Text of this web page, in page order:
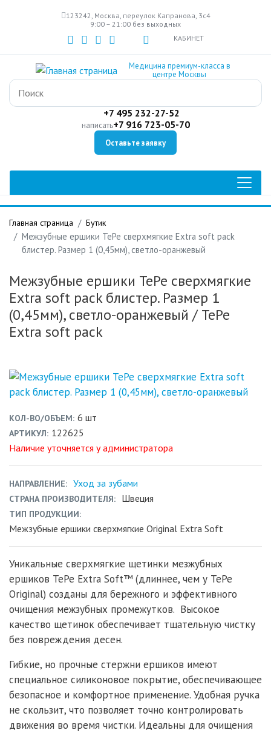
к
основному
содержанию
123242, Москва, переулок Капранова, 3с4
9:00 – 21:00 без выходных
КАБИНЕТ
Медицина премиум-класса в
центре Москвы
+7 495 232-27-52
написать+7 916 723-05-70
Оставьте заявку
Главная страница Бутик
Межзубные ершики TePe сверхмягкие Extra soft pack
блистер. Размер 1 (0,45мм), светло-оранжевый
Межзубные ершики TePe сверхмягкие
Extra soft pack блистер. Размер 1
(0,45мм), светло-оранжевый / TePe
Extra soft pack
КОЛ-ВО/ОБЪЕМ 6 шт
АРТИКУЛ 122625
Наличие уточняется у администратора
НАПРАВЛЕНИЕ Уход за зубами
СТРАНА ПРОИЗВОДИТЕЛЯ Швеция
ТИП ПРОДУКЦИИ
Межзубные ершики сверхмягкие Original Extra Soft
Уникальные сверхмягкие щетинки мезжубных
ершиков TePe Extra Soft™ (длиннее, чем у TePe
Original) созданы для бережного и эффективного
очищения межзубных промежутков. Высокое
качество щетинок обеспечивает тщательную чистку
без повреждения десен.
Гибкие, но прочные стержни ершиков имеют
специальное силиконовое покрытие, обеспечивающее
безопасное и комфортное применение. Удобная ручка
не скользит, что позволяет точно контролировать
движения во время чистки. Идеальны для очищения